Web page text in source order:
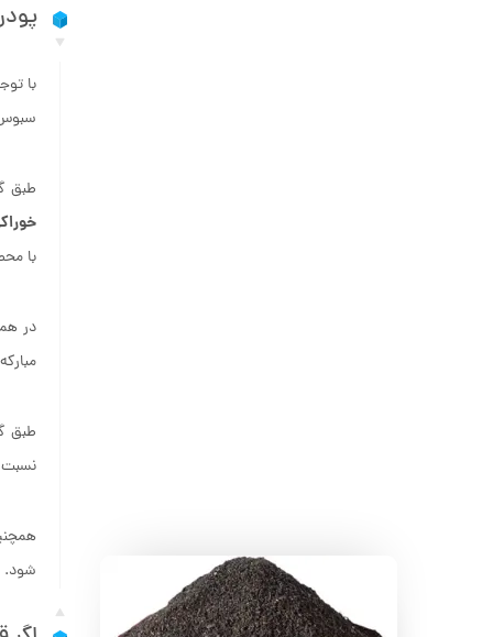
با
طبق
با
در
شود.